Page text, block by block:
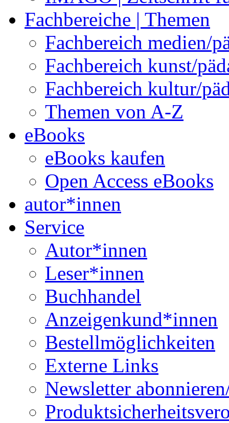
Fachbereiche | Themen
Fachbereich medien/
Fachbereich kunst/
Fachbereich kultur/
Themen von A-Z
eBooks
eBooks kaufen
Open Access eBooks
autor*innen
Service
Autor*innen
Leser*innen
Buchhandel
Anzeigenkund*innen
Bestellmöglichkeiten
Externe Links
Newsletter